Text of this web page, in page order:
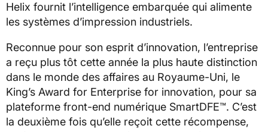
Helix fournit l’intelligence embarquée qui alimente
les systèmes d’impression industriels.
Reconnue pour son esprit d’innovation, l’entreprise
a reçu plus tôt cette année la plus haute distinction
dans le monde des affaires au Royaume-Uni, le
King’s Award for Enterprise for innovation, pour sa
plateforme front-end numérique SmartDFE™. C’est
la deuxième fois qu’elle reçoit cette récompense,